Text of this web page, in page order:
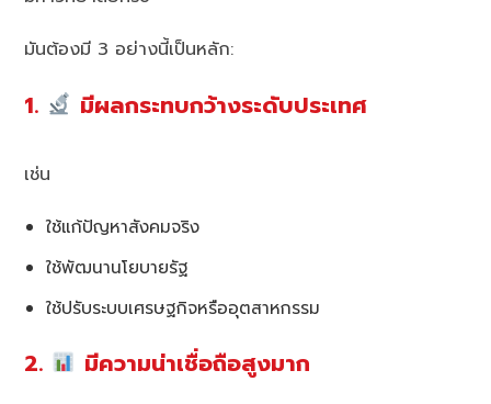
มันต้องมี 3 อย่างนี้เป็นหลัก:
1. มีผลกระทบกว้างระดับประเทศ
เช่น
ใช้แก้ปัญหาสังคมจริง
ใช้พัฒนานโยบายรัฐ
ใช้ปรับระบบเศรษฐกิจหรืออุตสาหกรรม
2. มีความน่าเชื่อถือสูงมาก